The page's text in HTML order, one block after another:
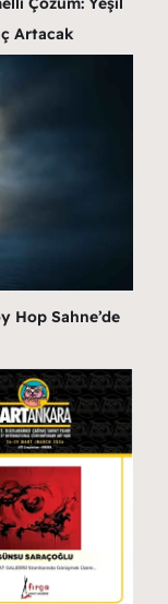
Artacak
Hop Sahne’de